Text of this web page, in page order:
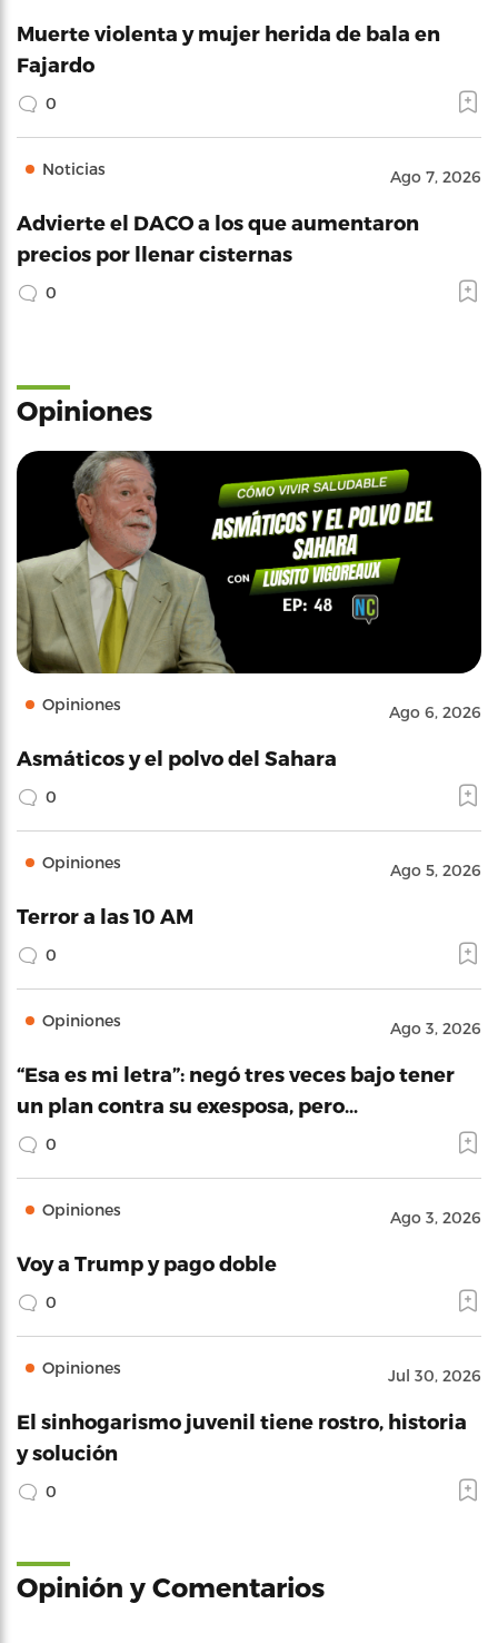
Muerte violenta y mujer herida de bala en
Fajardo
0
Noticias Ago 7, 2026
Advierte el DACO a los que aumentaron
precios por llenar cisternas
0
Opiniones
Opiniones Ago 6, 2026
Asmáticos y el polvo del Sahara
0
Opiniones Ago 5, 2026
Terror a las 10 AM
0
Opiniones Ago 3, 2026
“Esa es mi letra”: negó tres veces bajo tener
un plan contra su exesposa, pero…
0
Opiniones Ago 3, 2026
Voy a Trump y pago doble
0
Opiniones Jul 30, 2026
El sinhogarismo juvenil tiene rostro, historia
y solución
0
Opinión y Comentarios